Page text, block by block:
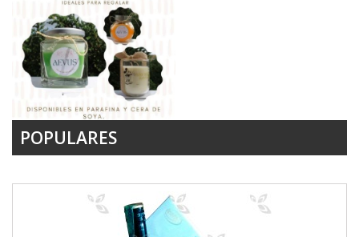
POPULARES